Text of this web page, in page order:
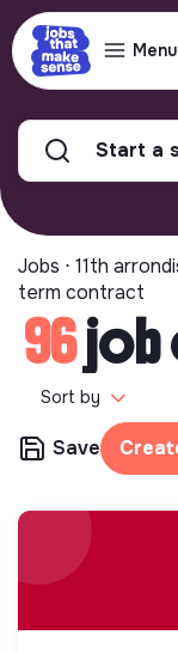
Menu
Start a
Jobs ⋅ 11th
term contract
96job
Sort by
Save